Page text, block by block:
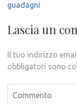
guadagni
Lascia un
Il tuo indirizzo
obbligatori sono